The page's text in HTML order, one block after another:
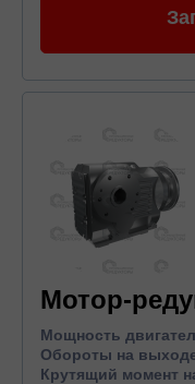
Мотор-
Мощность
Обороты на
Крутящий момент